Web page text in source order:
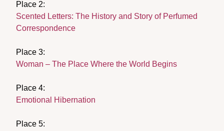
Place 2:
Scented Letters: The History and Story of Perfumed
Correspondence
Place 3:
Woman – The Place Where the World Begins
Place 4:
Emotional Hibernation
Place 5: